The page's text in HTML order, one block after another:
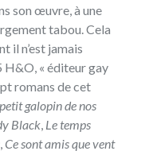
son œuvre, à une
tabou. Cela
il n’est jamais
H&O, « éditeur gay
romans de cet
galopin de nos
Black, Le temps
,Ce sont amis que vent